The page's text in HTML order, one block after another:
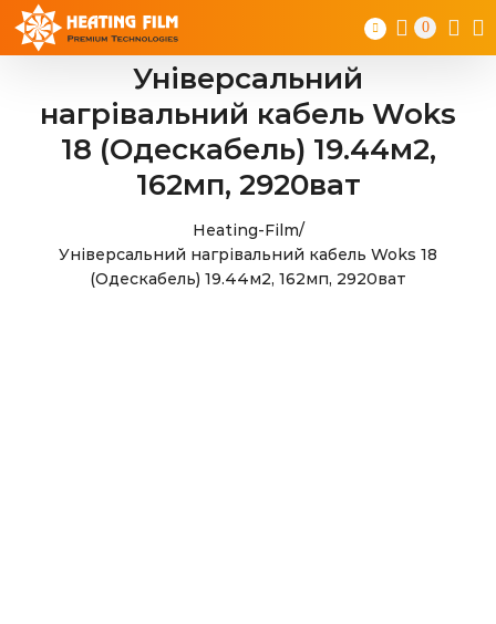
Skip
0
Універсальний
нагрівальний кабель Woks
18 (Одескабель) 19.44м2,
162мп, 2920ват
Heating-Film/
Універсальний нагрівальний кабель Woks 18
(Одескабель) 19.44м2, 162мп, 2920ват